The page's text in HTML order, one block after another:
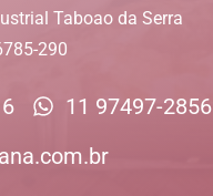
Taboao da Serra
290
11 97497-2856